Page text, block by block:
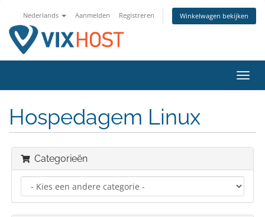
Nederlands Aanmelden Registreren Winkelwagen bekijken
in-/
Hospedagem Linux
Categorieën